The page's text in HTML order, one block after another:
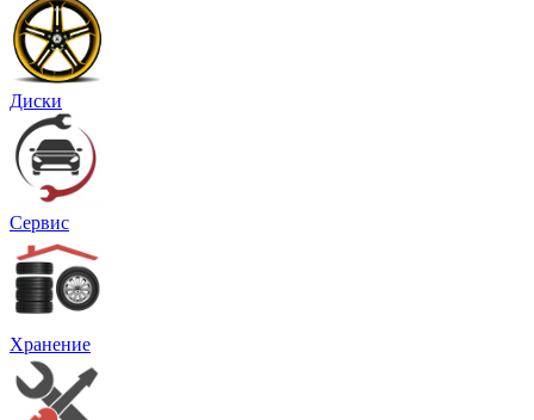
Диски
Сервис
Хранение